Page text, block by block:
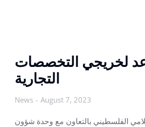
لخريجي التخصصات
التجارية
News August 7, 2023
الفلسطيني بالتعاون مع وحدة شؤون